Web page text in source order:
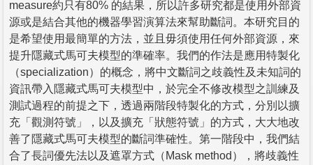
measure約只有80% 的結果，所以許多研究都是使用外部資
源或是結合其他的機器學習演算法來幫助斷詞。本研究目的
是希望使用最簡單的方法，並且毋須使用任何外部資源，來
提升隱藏式馬可夫模型的準確率。我們的作法是應用特製化
（specialization）的概念，將中文斷詞之歧義性及未知詞的
資訊帶入隱藏式馬可夫模型中，於完全不修改模型之訓練及
測試過程的前提之下，透過兩階段特製化的方式，分別以擴
充「觀測符號」，以及擴充「狀態符號」的方式，大大地改
善了隱藏式馬可夫模型的斷詞準確性。第一階段中，我們結
合了長詞優先法以及遮罩方式（Mask method），將歧義性